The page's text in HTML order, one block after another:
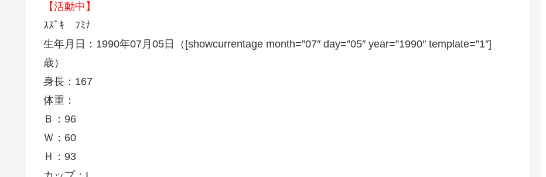
【活動中】
ｽｽﾞｷ ﾌﾐﾅ
生年月日：1990年07月05日（[showcurrentage month=”07″ day=”05″ year=”1990″ template=”1″]
歳）
身長：167
体重：
Ｂ：96
Ｗ：60
Ｈ：93